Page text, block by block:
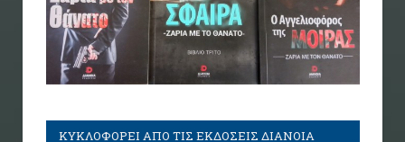
ΚΥΚΛΟΦΟΡΕΙ ΑΠΟ ΤΙΣ ΕΚΔΟΣΕΙΣ ΔΙΑΝΟΙΑ